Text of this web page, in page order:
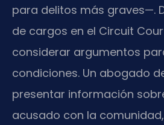
para delitos más graves—.
de cargos en el Circuit
considerar argumentos
condiciones. Un abogado
presentar información
acusado con la